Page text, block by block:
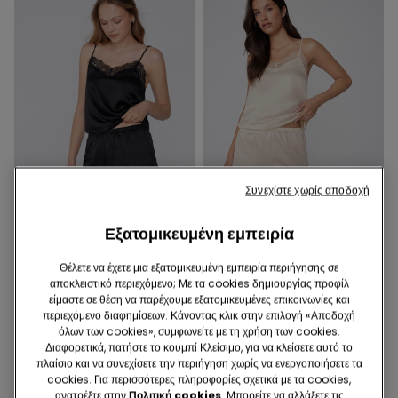
Κοντό Σορτς από Σατέν
Ύφασμα και Δαντέλα
10,99 €
Κοντό Σορτς από Σατέν
Ύφασμα και Δαντέλα
10,99 €
Εξατομικευμένη εμπειρία
Θέλετε να έχετε μια εξατομικευμένη εμπειρία περιήγησης σε
αποκλειστικό περιεχόμενο; Με τα cookies δημιουργίας προφίλ
είμαστε σε θέση να παρέχουμε εξατομικευμένες επικοινωνίες και
περιεχόμενο διαφημίσεων. Κάνοντας κλικ στην επιλογή «Αποδοχή
όλων των cookies», συμφωνείτε με τη χρήση των cookies.
Διαφορετικά, πατήστε το κουμπί Κλείσιμο, για να κλείσετε αυτό το
πλαίσιο και να συνεχίσετε την περιήγηση χωρίς να ενεργοποιήσετε τα
cookies. Για περισσότερες πληροφορίες σχετικά με τα cookies,
Συνεχίστε χωρίς αποδοχή